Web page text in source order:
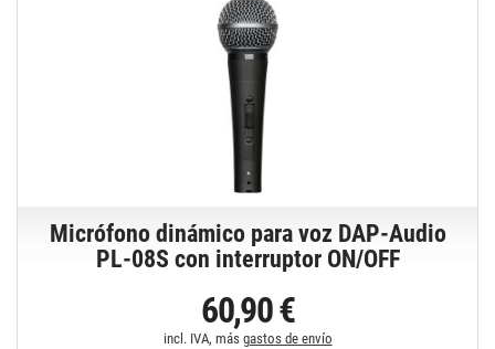
Micrófono dinámico para voz DAP-Audio
PL-08S con interruptor ON/OFF
60,90 €
incl. IVA, más gastos de envío